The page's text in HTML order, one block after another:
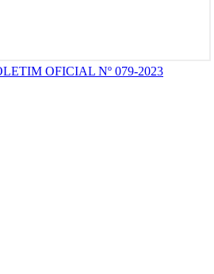
OFICIAL Nº 079-2023